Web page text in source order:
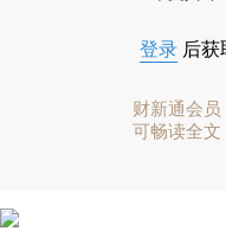
登录 后获
财新通会员
可畅读全文